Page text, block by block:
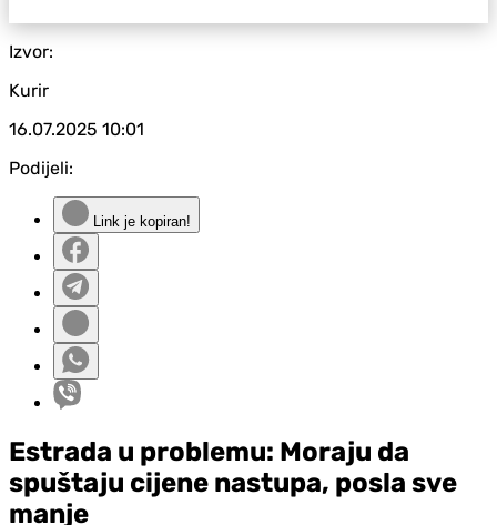
Izvor:
Kurir
16.07.2025 10:01
Podijeli:
Link je kopiran!
Estrada u problemu: Moraju da
spuštaju cijene nastupa, posla sve
manje